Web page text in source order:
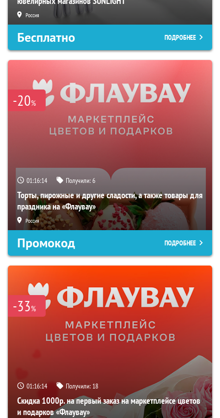
Россия
Бесплатно ПОДРОБНЕЕ
-20%
01:16:13 Получили:6
Торты, пирожные и другие сладости, а также товары для
праздника на «Флаувау»
Россия
Промокод ПОДРОБНЕЕ
-33%
01:16:13 Получили: 18
Скидка 1000р. на первый заказ на маркетплейсе цветов
и подарков «Флаувау»